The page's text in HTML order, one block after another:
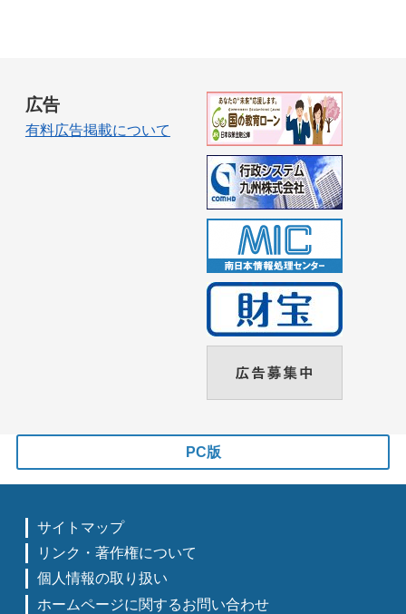
広告
有料広告掲載について
PC版
サイトマップ
リンク・著作権について
個人情報の取り扱い
ホームページに関するお問い合わせ